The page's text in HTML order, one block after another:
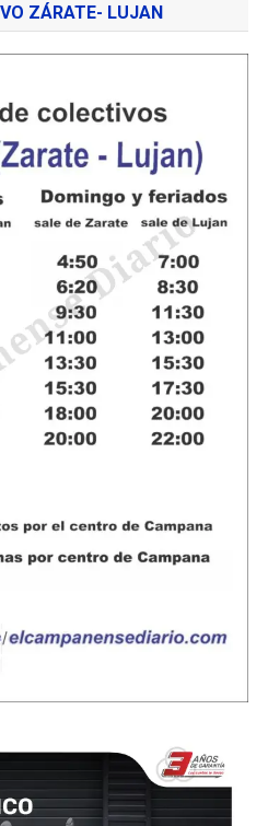
ZÁRATE- LUJAN